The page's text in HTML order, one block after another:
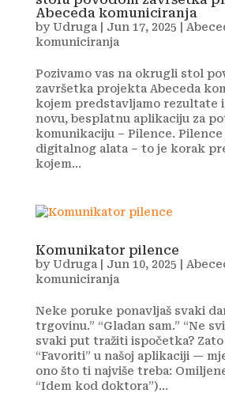
Abeceda komuniciranja
byUdruga Jun 17, 2025
komuniciranja
Pozivamo vas na okrugli stol
završetka projekta Abeceda
kojem predstavljamo rezultate
novu, besplatnu aplikaciju za
komunikaciju – Pilence. Pilence
digitalnog alata – to je korak
kojem...
Komunikator pilence
byUdruga Jun 10, 2025
komuniciranja
Neke poruke ponavljaš svaki
trgovinu.” “Gladan sam.” “Ne
svaki put tražiti ispočetka?
“Favoriti” u našoj aplikaciji —
ono što ti najviše treba:
“Idem kod doktora”)...